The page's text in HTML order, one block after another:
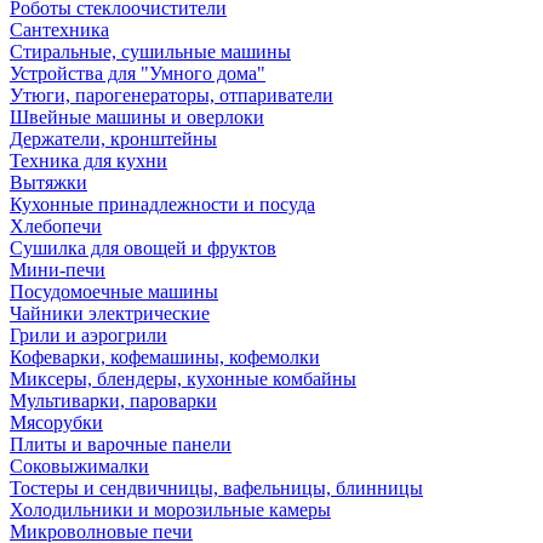
Роботы стеклоочистители
Сантехника
Стиральные, сушильные машины
Устройства для "Умного дома"
Утюги, парогенераторы, отпариватели
Швейные машины и оверлоки
Держатели, кронштейны
Техника для кухни
Вытяжки
Кухонные принадлежности и посуда
Хлебопечи
Сушилка для овощей и фруктов
Мини-печи
Посудомоечные машины
Чайники электрические
Грили и аэрогрили
Кофеварки, кофемашины, кофемолки
Миксеры, блендеры, кухонные комбайны
Мультиварки, пароварки
Мясорубки
Плиты и варочные панели
Соковыжималки
Тостеры и сендвичницы, вафельницы, блинницы
Холодильники и морозильные камеры
Микроволновые печи